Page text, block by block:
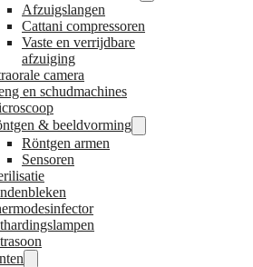
Afzuigslangen
Cattani compressoren
Vaste en verrijdbare
afzuiging
camera
en schudmachines
& beeldvorming
Röntgen armen
Sensoren